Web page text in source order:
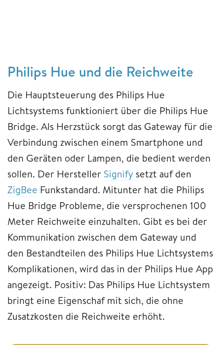
Philips Hue und die Reichweite
Die Hauptsteuerung des Philips Hue
Lichtsystems funktioniert über die Philips Hue
Bridge. Als Herzstück sorgt das Gateway für die
Verbindung zwischen einem Smartphone und
den Geräten oder Lampen, die bedient werden
sollen. Der Hersteller Signify setzt auf den
ZigBee Funkstandard. Mitunter hat die Philips
Hue Bridge Probleme, die versprochenen 100
Meter Reichweite einzuhalten. Gibt es bei der
Kommunikation zwischen dem Gateway und
den Bestandteilen des Philips Hue Lichtsystems
Komplikationen, wird das in der Philips Hue App
angezeigt. Positiv: Das Philips Hue Lichtsystem
bringt eine Eigenschaf mit sich, die ohne
Zusatzkosten die Reichweite erhöht.